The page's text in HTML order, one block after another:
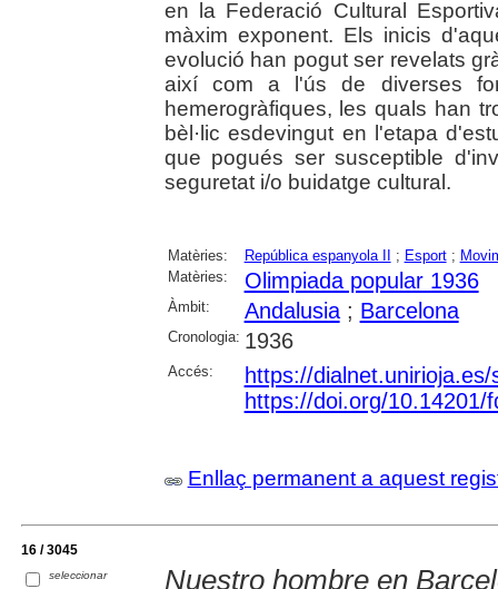
en la Federació Cultural
màxim exponent. Els inicis
evolució han pogut ser revelats
així com a l'ús de diverses
hemerogràfiques, les quals han
bèl·lic esdevingut en l'etapa
que pogués ser susceptible
seguretat i/o buidatge cultural.
Matèries: República espanyola II ; Esport;
Matèries:
Olimpiada popular 1936
Àmbit: Andalusia; Barcelona
Cronologia: 1936
Accés:
https://
https://doi.org/10.14201/
Enllaç permanent a aquest
16 / 3045
seleccionar
Nuestro hombre en